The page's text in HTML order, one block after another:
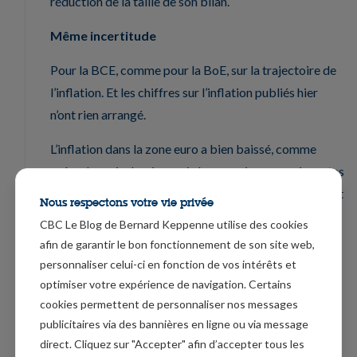
Même incertitude
Pour la BCE, comme pour la BoE, sur la trajectoire de
l’inflation. Et les chiffres sur l’inflation publiés hier
n’ont rien arrangé.
L’inflation dans la zone euro a bien baissé, comme
prévu, le mois dernier, mais les pressions sous-jacentes
sur les prix ont diminué moins que prévu, ce qui devrait
réductions de taux ne devraient pas être précipitées.
Le taux d’inflation global est passé de 2.9% en
décembre à 2.8% en janvier, mais l’inflation sous-
jacente n’a baissé qu’à 3.3% contre 3.4% en décembre.
Et ce très faible recul s’explique par le fait que
Nous respectons votre vie privée
CBC Le Blog de Bernard Keppenne utilise des cookies
afin de garantir le bon fonctionnement de son site web,
personnaliser celui-ci en fonction de vos intérêts et
optimiser votre expérience de navigation. Certains
cookies permettent de personnaliser nos messages
publicitaires via des bannières en ligne ou via message
direct. Cliquez sur "Accepter" afin d’accepter tous les